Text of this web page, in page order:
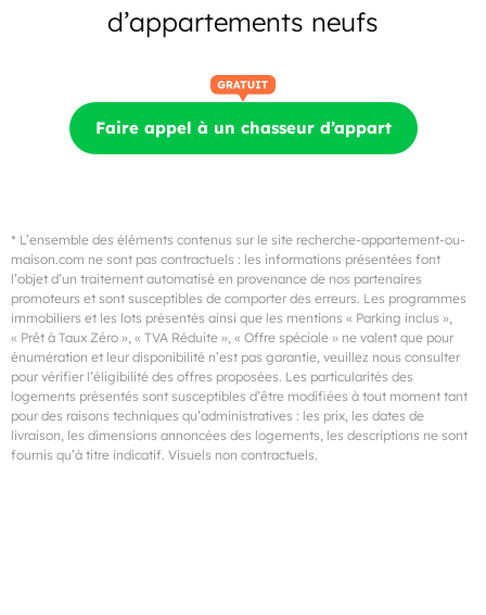
d’appartements neufs
Faire appel à un chasseur d’appart
* L’ensemble des éléments contenus sur le site recherche-appartement-ou-
maison.com ne sont pas contractuels : les informations présentées font
l’objet d’un traitement automatisé en provenance de nos partenaires
promoteurs et sont susceptibles de comporter des erreurs. Les programmes
immobiliers et les lots présentés ainsi que les mentions « Parking inclus »,
« Prêt à Taux Zéro », « TVA Réduite », « Offre spéciale » ne valent que pour
énumération et leur disponibilité n’est pas garantie, veuillez nous consulter
pour vérifier l’éligibilité des offres proposées. Les particularités des
logements présentés sont susceptibles d’être modifiées à tout moment tant
pour des raisons techniques qu’administratives : les prix, les dates de
livraison, les dimensions annoncées des logements, les descriptions ne sont
fournis qu’à titre indicatif. Visuels non contractuels.